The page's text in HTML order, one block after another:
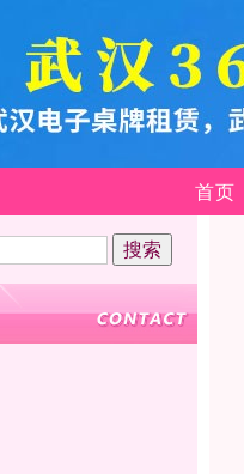
首页